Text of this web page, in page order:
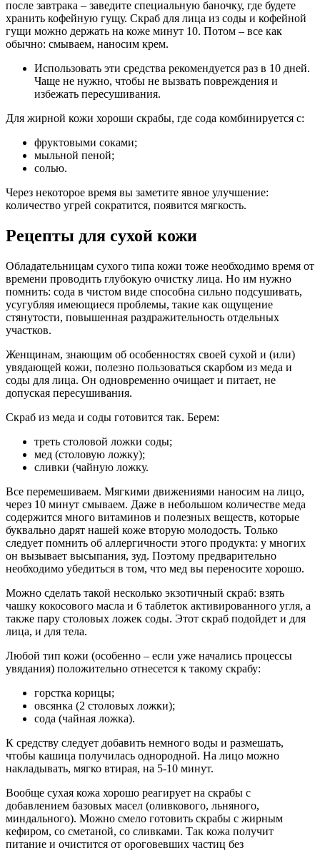
после завтрака – заведите специальную баночку, где будете
хранить кофейную гущу. Скраб для лица из соды и кофейной
гущи можно держать на коже минут 10. Потом – все как
обычно: смываем, наносим крем.
Использовать эти средства рекомендуется раз в 10 дней.
Чаще не нужно, чтобы не вызвать повреждения и
избежать пересушивания.
Для жирной кожи хороши скрабы, где сода комбинируется с:
фруктовыми соками;
мыльной пеной;
солью.
Через некоторое время вы заметите явное улучшение:
количество угрей сократится, появится мягкость.
Рецепты для сухой кожи
Обладательницам сухого типа кожи тоже необходимо время от
времени проводить глубокую очистку лица. Но им нужно
помнить: сода в чистом виде способна сильно подсушивать,
усугубляя имеющиеся проблемы, такие как ощущение
стянутости, повышенная раздражительность отдельных
участков.
Женщинам, знающим об особенностях своей сухой и (или)
увядающей кожи, полезно пользоваться скарбом из меда и
соды для лица. Он одновременно очищает и питает, не
допуская пересушивания.
Скраб из меда и соды готовится так. Берем:
треть столовой ложки соды;
мед (столовую ложку);
сливки (чайную ложку.
Все перемешиваем. Мягкими движениями наносим на лицо,
через 10 минут смываем. Даже в небольшом количестве меда
содержится много витаминов и полезных веществ, которые
буквально дарят нашей коже вторую молодость. Только
следует помнить об аллергичности этого продукта: у многих
он вызывает высыпания, зуд. Поэтому предварительно
необходимо убедиться в том, что мед вы переносите хорошо.
Можно сделать такой несколько экзотичный скраб: взять
чашку кокосового масла и 6 таблеток активированного угля, а
также пару столовых ложек соды. Этот скраб подойдет и для
лица, и для тела.
Любой тип кожи (особенно – если уже начались процессы
увядания) положительно отнесется к такому скрабу:
горстка корицы;
овсянка (2 столовых ложки);
сода (чайная ложка).
К средству следует добавить немного воды и размешать,
чтобы кашица получилась однородной. На лицо можно
накладывать, мягко втирая, на 5-10 минут.
Вообще сухая кожа хорошо реагирует на скрабы с
добавлением базовых масел (оливкового, льняного,
миндального). Можно смело готовить скрабы с жирным
кефиром, со сметаной, со сливками. Так кожа получит
питание и очистится от ороговевших частиц без